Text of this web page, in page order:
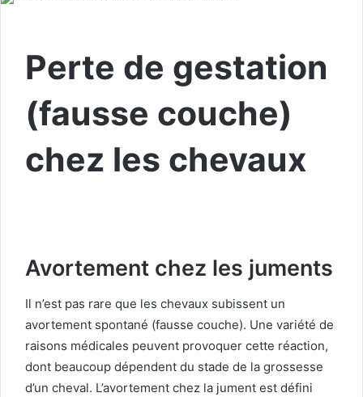
Perte de gestation
(fausse couche)
chez les chevaux
Avortement chez les juments
Il n’est pas rare que les chevaux subissent un
avortement spontané (fausse couche). Une variété de
raisons médicales peuvent provoquer cette réaction,
dont beaucoup dépendent du stade de la grossesse
d’un cheval. L’avortement chez la jument est défini